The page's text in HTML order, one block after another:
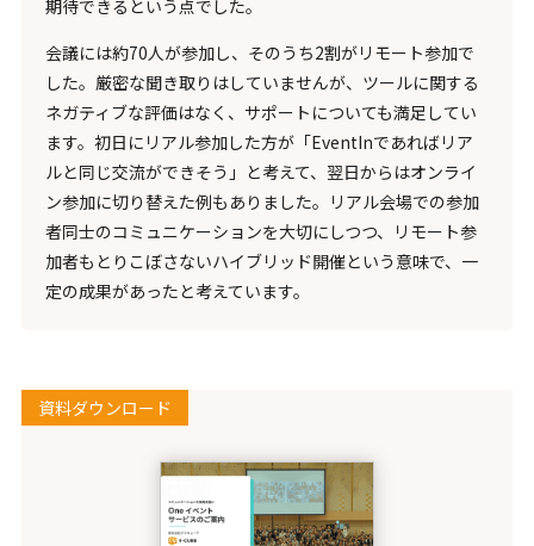
期待できるという点でした。
会議には約70人が参加し、そのうち2割がリモート参加で
した。厳密な聞き取りはしていませんが、ツールに関する
ネガティブな評価はなく、サポートについても満足してい
ます。初日にリアル参加した方が「EventInであればリア
ルと同じ交流ができそう」と考えて、翌日からはオンライ
ン参加に切り替えた例もありました。リアル会場での参加
者同士のコミュニケーションを大切にしつつ、リモート参
加者もとりこぼさないハイブリッド開催という意味で、一
定の成果があったと考えています。
資料ダウンロード